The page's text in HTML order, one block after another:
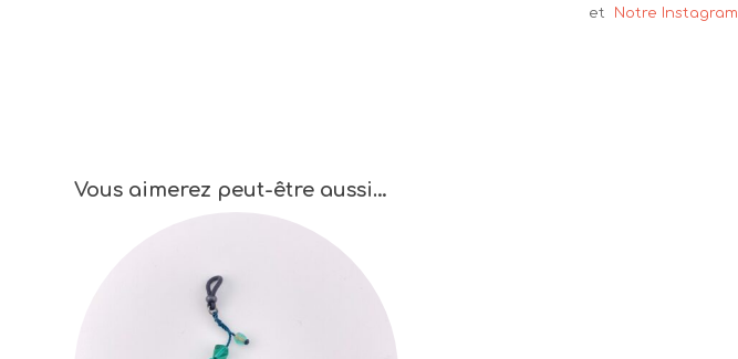
et
Notre Instagram.
Vous aimerez peut-être aussi…